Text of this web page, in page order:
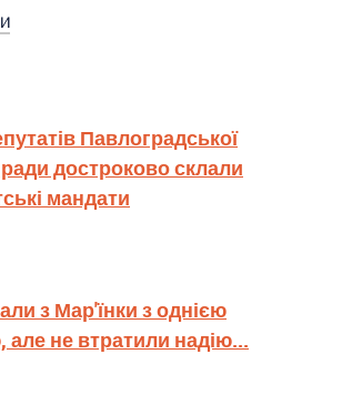
Павлоградської
ради достроково склали
мандати
з Мар'їнки з однією
не втратили надію...